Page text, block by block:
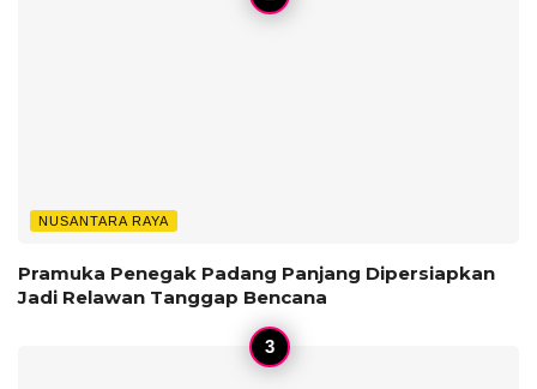
NUSANTARA RAYA
Pramuka Penegak Padang Panjang Dipersiapkan
Jadi Relawan Tanggap Bencana